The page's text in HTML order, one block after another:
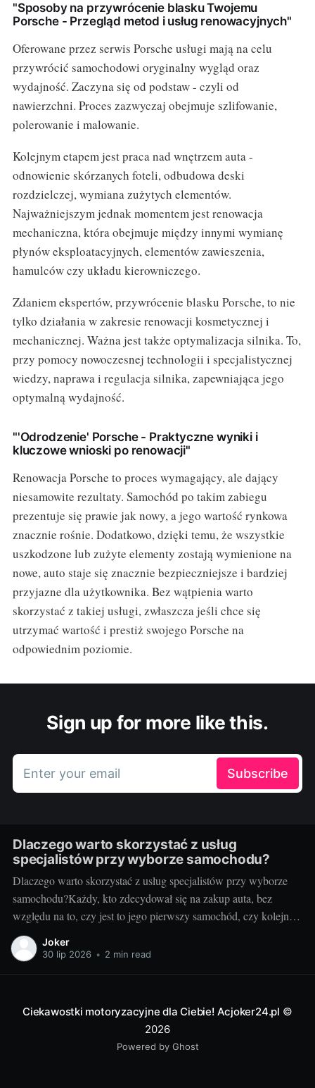
"Sposoby na przywrócenie blasku Twojemu
Porsche - Przegląd metod i usług renowacyjnych"
Oferowane przez serwis Porsche usługi mają na celu
przywrócić samochodowi oryginalny wygląd oraz
wydajność. Zaczyna się od podstaw - czyli od
nawierzchni. Proces zazwyczaj obejmuje szlifowanie,
polerowanie i malowanie.
Kolejnym etapem jest praca nad wnętrzem auta -
odnowienie skórzanych foteli, odbudowa deski
rozdzielczej, wymiana zużytych elementów.
Najważniejszym jednak momentem jest renowacja
mechaniczna, która obejmuje między innymi wymianę
płynów eksploatacyjnych, elementów zawieszenia,
hamulców czy układu kierowniczego.
Zdaniem ekspertów, przywrócenie blasku Porsche, to nie
tylko działania w zakresie renowacji kosmetycznej i
mechanicznej. Ważna jest także optymalizacja silnika. To,
przy pomocy nowoczesnej technologii i specjalistycznej
wiedzy, naprawa i regulacja silnika, zapewniająca jego
optymalną wydajność.
"'Odrodzenie' Porsche - Praktyczne wyniki i
kluczowe wnioski po renowacji"
Renowacja Porsche to proces wymagający, ale dający
niesamowite rezultaty. Samochód po takim zabiegu
prezentuje się prawie jak nowy, a jego wartość rynkowa
znacznie rośnie. Dodatkowo, dzięki temu, że wszystkie
uszkodzone lub zużyte elementy zostają wymienione na
nowe, auto staje się znacznie bezpieczniejsze i bardziej
przyjazne dla użytkownika. Bez wątpienia warto
skorzystać z takiej usługi, zwłaszcza jeśli chce się
utrzymać wartość i prestiż swojego Porsche na
odpowiednim poziomie.
Sign up for more like this.
Enter your email Subscribe
Dlaczego warto skorzystać z usług
specjalistów przy wyborze samochodu?
Dlaczego warto skorzystać z usług specjalistów przy wyborze
samochodu?Każdy, kto zdecydował się na zakup auta, bez
względu na to, czy jest to jego pierwszy samochód, czy kolejny,
zna trudności związane z tym procesem. Nic dziwnego - to
niezwykle ważna decyzja, a rynek samochodowy pełen jest
Joker
30 lip 2026 • 2 min read
Ciekawostki motoryzacyjne dla Ciebie! Acjoker24.pl ©
2026
Powered by Ghost